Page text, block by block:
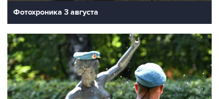
Фотохроника 3 августа